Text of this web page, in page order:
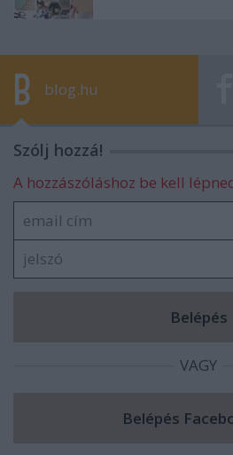
blog.hu
Szólj hozzá!
A hozzászóláshoz be kell
VAGY